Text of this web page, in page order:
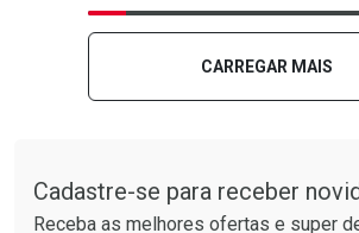
Laboratório
Por Menos Por
CARREGAR MAIS
Cadastre-se para receber
Receba as melhores ofertas e super